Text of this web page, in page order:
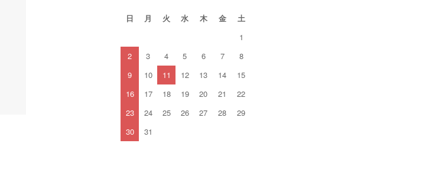
日 月 火 水 木 金
土
1
2
3 4 5 6 7
8
9
10 11 12 13 14
15
16
17 18 19 20 21
22
23
24 25 26 27 28
29
30
31